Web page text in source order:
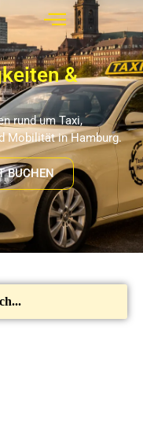
&
rund um Taxi,
Mobilität in Hamburg.
BUCHEN